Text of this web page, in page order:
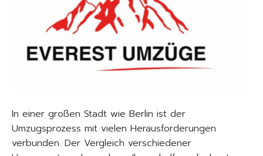
In einer großen Stadt wie Berlin ist der
Umzugsprozess mit vielen Herausforderungen
verbunden. Der Vergleich verschiedener